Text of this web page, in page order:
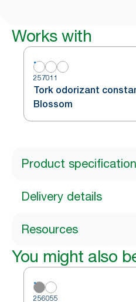
Works with
257011
Tork odorizant
Blossom
Product
Delivery details
Resources
You might also
256055